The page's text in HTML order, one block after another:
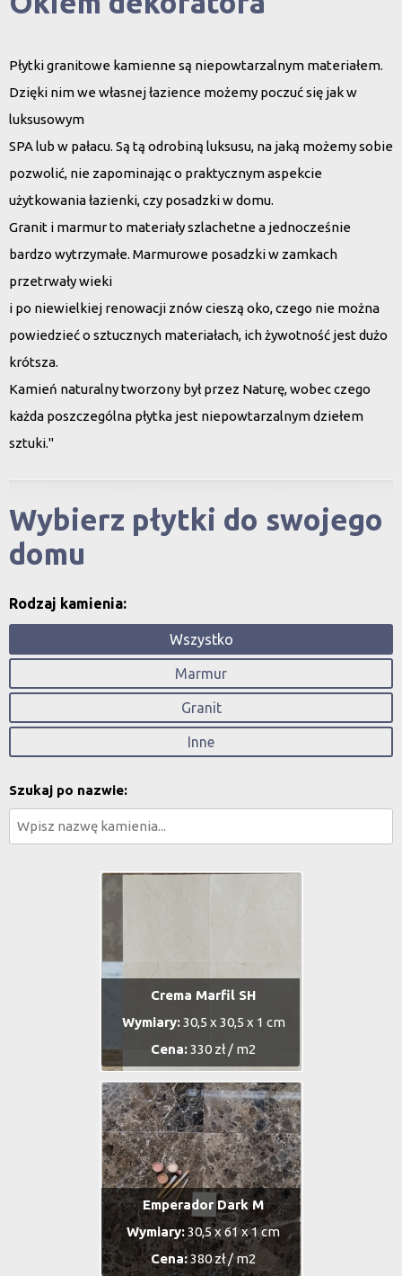
Płytki granitowe kamienne są niepowtarzalnym materiałem.
Dzięki nim we własnej łazience możemy poczuć się jak w
luksusowym
SPA lub w pałacu. Są tą odrobiną luksusu, na jaką możemy sobie
pozwolić, nie zapominając o praktycznym aspekcie
użytkowania łazienki, czy posadzki w domu.
Granit i marmur to materiały szlachetne a jednocześnie
bardzo wytrzymałe. Marmurowe posadzki w zamkach
przetrwały wieki
i po niewielkiej renowacji znów cieszą oko, czego nie można
powiedzieć o sztucznych materiałach, ich żywotność jest dużo
krótsza.
Kamień naturalny tworzony był przez Naturę, wobec czego
każda poszczególna płytka jest niepowtarzalnym dziełem
sztuki."
Wybierz płytki do swojego
domu
Rodzaj kamienia:
Wszystko
Marmur
Granit
Inne
Szukaj po nazwie:
Crema Marfil SH
Wymiary:30,5 x 30,5 x 1 cm
Cena:330 zł / m2
Emperador Dark M
Wymiary:30,5 x 61 x 1 cm
Cena:380 zł / m2